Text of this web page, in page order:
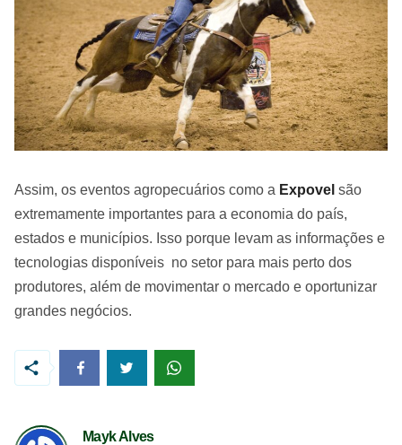
Assim, os eventos agropecuários como a Expovel são
extremamente importantes para a economia do país,
estados e municípios. Isso porque levam as informações e
tecnologias disponíveis no setor para mais perto dos
produtores, além de movimentar o mercado e oportunizar
grandes negócios.
Mayk Alves